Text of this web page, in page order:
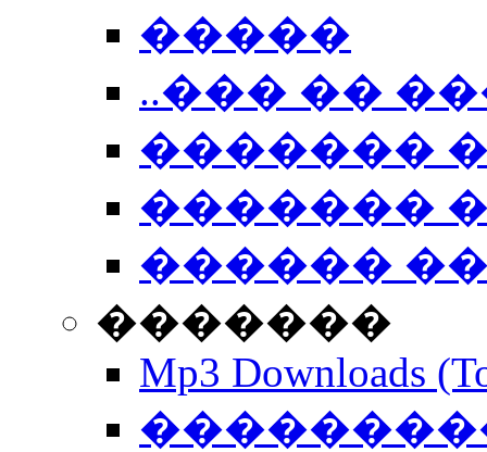
�����
..��� ��
�������
�������
������
�������
Mp3 Downloads